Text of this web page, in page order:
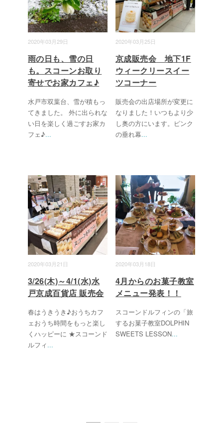
2020年03月29日
雨の日も、雪の日
も。スコーンお取り
寄せでお家カフェ♪
水戸市双葉台、雪が積もっ
てきました。 外に出られな
い日を楽しく過ごすお家カ
フェ♪...
2020年03月25日
京成販売会 地下1F
ウィークリースイー
ツコーナー
販売会の出店場所が変更に
なりました！いつもより少
し奥の方にいます。ピンク
の垂れ幕...
2020年03月21日
3/26(木)～4/1(水)水
戸京成百貨店 販売会
春はうきうき♪おうちカフ
ェおうち時間をもっと楽し
くハッピーに ★スコーンド
ルフィ...
2020年03月18日
4月からのお菓子教室
メニュー発表！！
スコーンドルフィンの「旅
するお菓子教室DOLPHIN
SWEETS LESSON...